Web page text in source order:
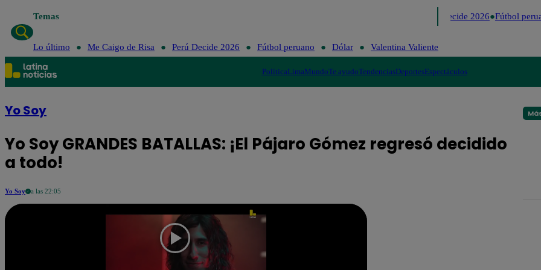
Temas Perú Decide 2026 Fútbol
Lo último Me Caigo de Risa Perú Decide 2026 Fútbol peruano Dólar Valentina Valiente
PolíticaLimaMundoTe ayudoTendenciasDeportesEspectáculos
Yo Soy
Yo Soy GRANDES BATALLAS: ¡El Pájaro Gómez regresó decidido
a todo!
Yo Soy a las 22:05